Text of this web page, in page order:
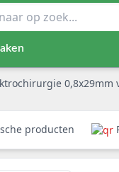
0,8x29mm voor 2,4mm handvat
producten